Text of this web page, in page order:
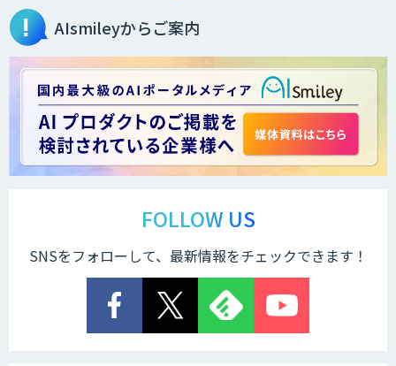
AIsmileyからご案内
FOLLOW US
SNSをフォローして、最新情報をチェックできます！